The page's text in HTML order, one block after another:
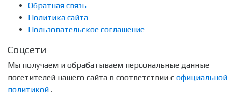
Обратная связь
Политика сайта
Пользовательское соглашение
Соцсети
Мы получаем и обрабатываем персональные данные
посетителей нашего сайта в соответствии с официальной
политикой .